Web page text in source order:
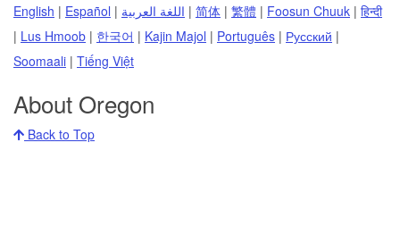
English | Español | اللغة العربية | 简体 | 繁體 | Foosun Chuuk | हिन्दी
| Lus Hmoob | 한국어 | Kajin Majol | Português | Русский |
Soomaali | Tiếng Việt
About Oregon
Back to Top